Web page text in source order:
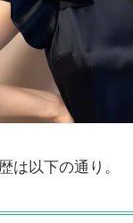
は以下の通り。